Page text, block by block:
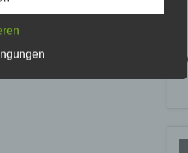
nutzt unsere Website